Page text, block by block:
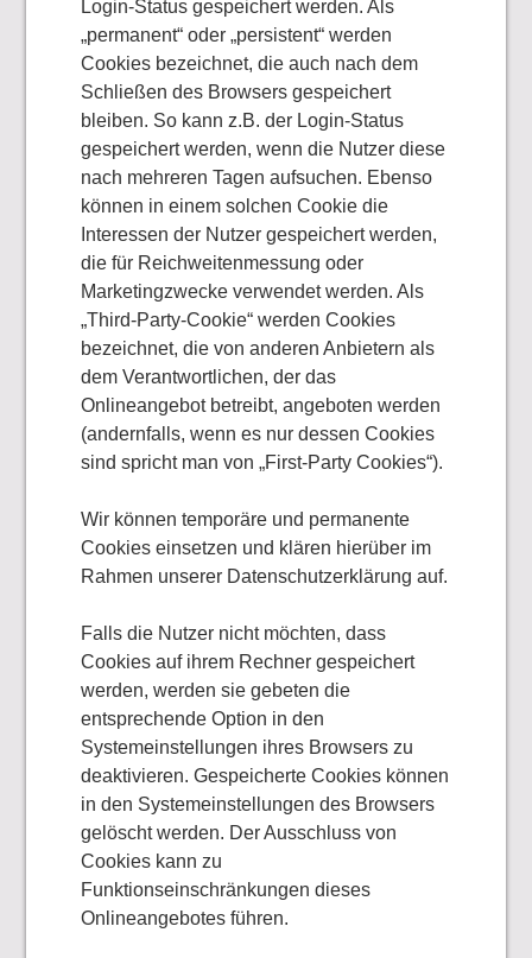
Login-Status gespeichert werden. Als
„permanent“ oder „persistent“ werden
Cookies bezeichnet, die auch nach dem
Schließen des Browsers gespeichert
bleiben. So kann z.B. der Login-Status
gespeichert werden, wenn die Nutzer diese
nach mehreren Tagen aufsuchen. Ebenso
können in einem solchen Cookie die
Interessen der Nutzer gespeichert werden,
die für Reichweitenmessung oder
Marketingzwecke verwendet werden. Als
„Third-Party-Cookie“ werden Cookies
bezeichnet, die von anderen Anbietern als
dem Verantwortlichen, der das
Onlineangebot betreibt, angeboten werden
(andernfalls, wenn es nur dessen Cookies
sind spricht man von „First-Party Cookies“).
Wir können temporäre und permanente
Cookies einsetzen und klären hierüber im
Rahmen unserer Datenschutzerklärung auf.
Falls die Nutzer nicht möchten, dass
Cookies auf ihrem Rechner gespeichert
werden, werden sie gebeten die
entsprechende Option in den
Systemeinstellungen ihres Browsers zu
deaktivieren. Gespeicherte Cookies können
in den Systemeinstellungen des Browsers
gelöscht werden. Der Ausschluss von
Cookies kann zu
Funktionseinschränkungen dieses
Onlineangebotes führen.